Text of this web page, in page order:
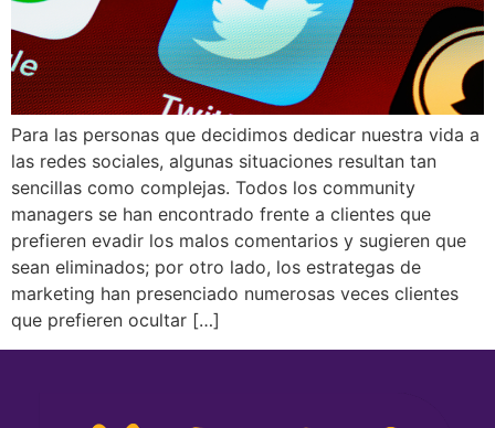
Para las personas que decidimos dedicar nuestra vida a
las redes sociales, algunas situaciones resultan tan
sencillas como complejas. Todos los community
managers se han encontrado frente a clientes que
prefieren evadir los malos comentarios y sugieren que
sean eliminados; por otro lado, los estrategas de
marketing han presenciado numerosas veces clientes
que prefieren ocultar […]